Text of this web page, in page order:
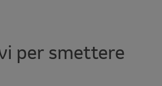
per smettere